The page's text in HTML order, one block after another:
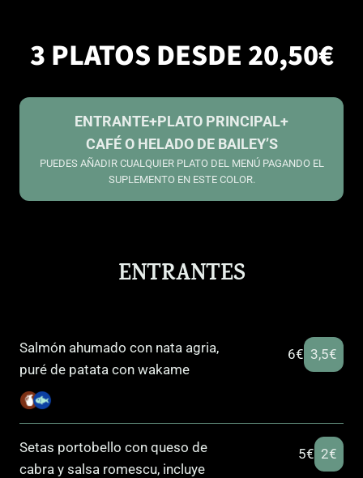
3 PLATOS DESDE 20,50€
ENTRANTE+PLATO PRINCIPAL+
CAFÉ O HELADO DE BAILEY’S
PUEDES AÑADIR CUALQUIER PLATO DEL MENÚ PAGANDO EL
SUPLEMENTO EN ESTE COLOR.
ENTRANTES
Salmón ahumado con nata agria,
puré de patata con wakame
6€ 3,5€
Setas portobello con queso de
cabra y salsa romescu, incluye
5€ 2€